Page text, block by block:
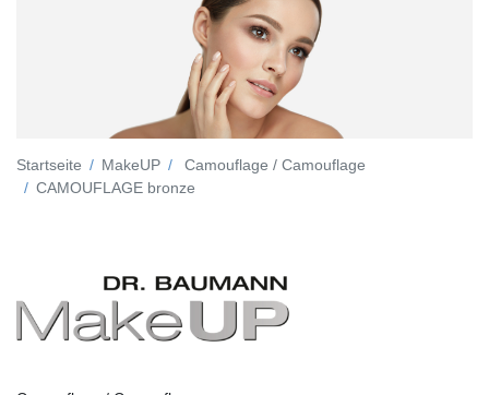
Startseite MakeUP
Camouflage / Camouflage
CAMOUFLAGE bronze